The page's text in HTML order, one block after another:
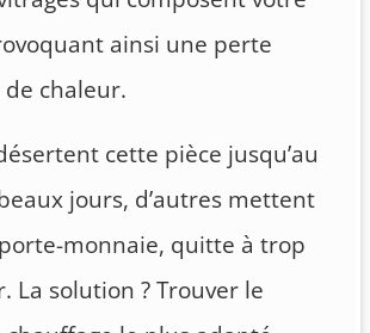
ainsi une perte
chaleur.
cette pièce jusqu’au
jours, d’autres mettent
monnaie, quitte à trop
La solution ? Trouver le